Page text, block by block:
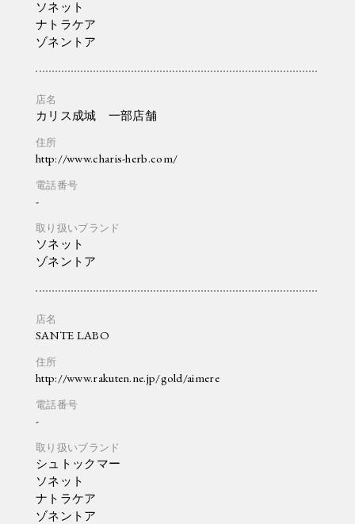
ソネット
ナトラケア
ゾネントア
カリス成城 一部店舗
http://www.charis-herb.com/
-
ソネット
ゾネントア
SANTE LABO
http://www.rakuten.ne.jp/gold/aimere
-
シュトックマー
ソネット
ナトラケア
ゾネントア